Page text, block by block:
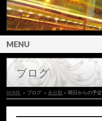
MENU
ブログ
HOME » ブログ »未分類 » 明日からの予定